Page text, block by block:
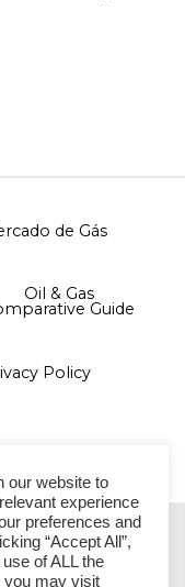
de Gás
Oil & Gas
Guide
Policy
SÃO PAULO
our website to
experience
preferences and
“Accept All”,
of ALL the
you may visit